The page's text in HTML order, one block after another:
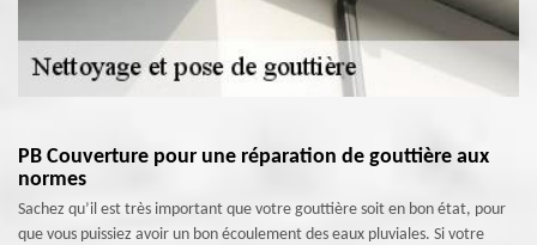
PB Couverture pour une réparation de gouttière aux
normes
Sachez qu’il est très important que votre gouttière soit en bon état, pour
que vous puissiez avoir un bon écoulement des eaux pluviales. Si votre